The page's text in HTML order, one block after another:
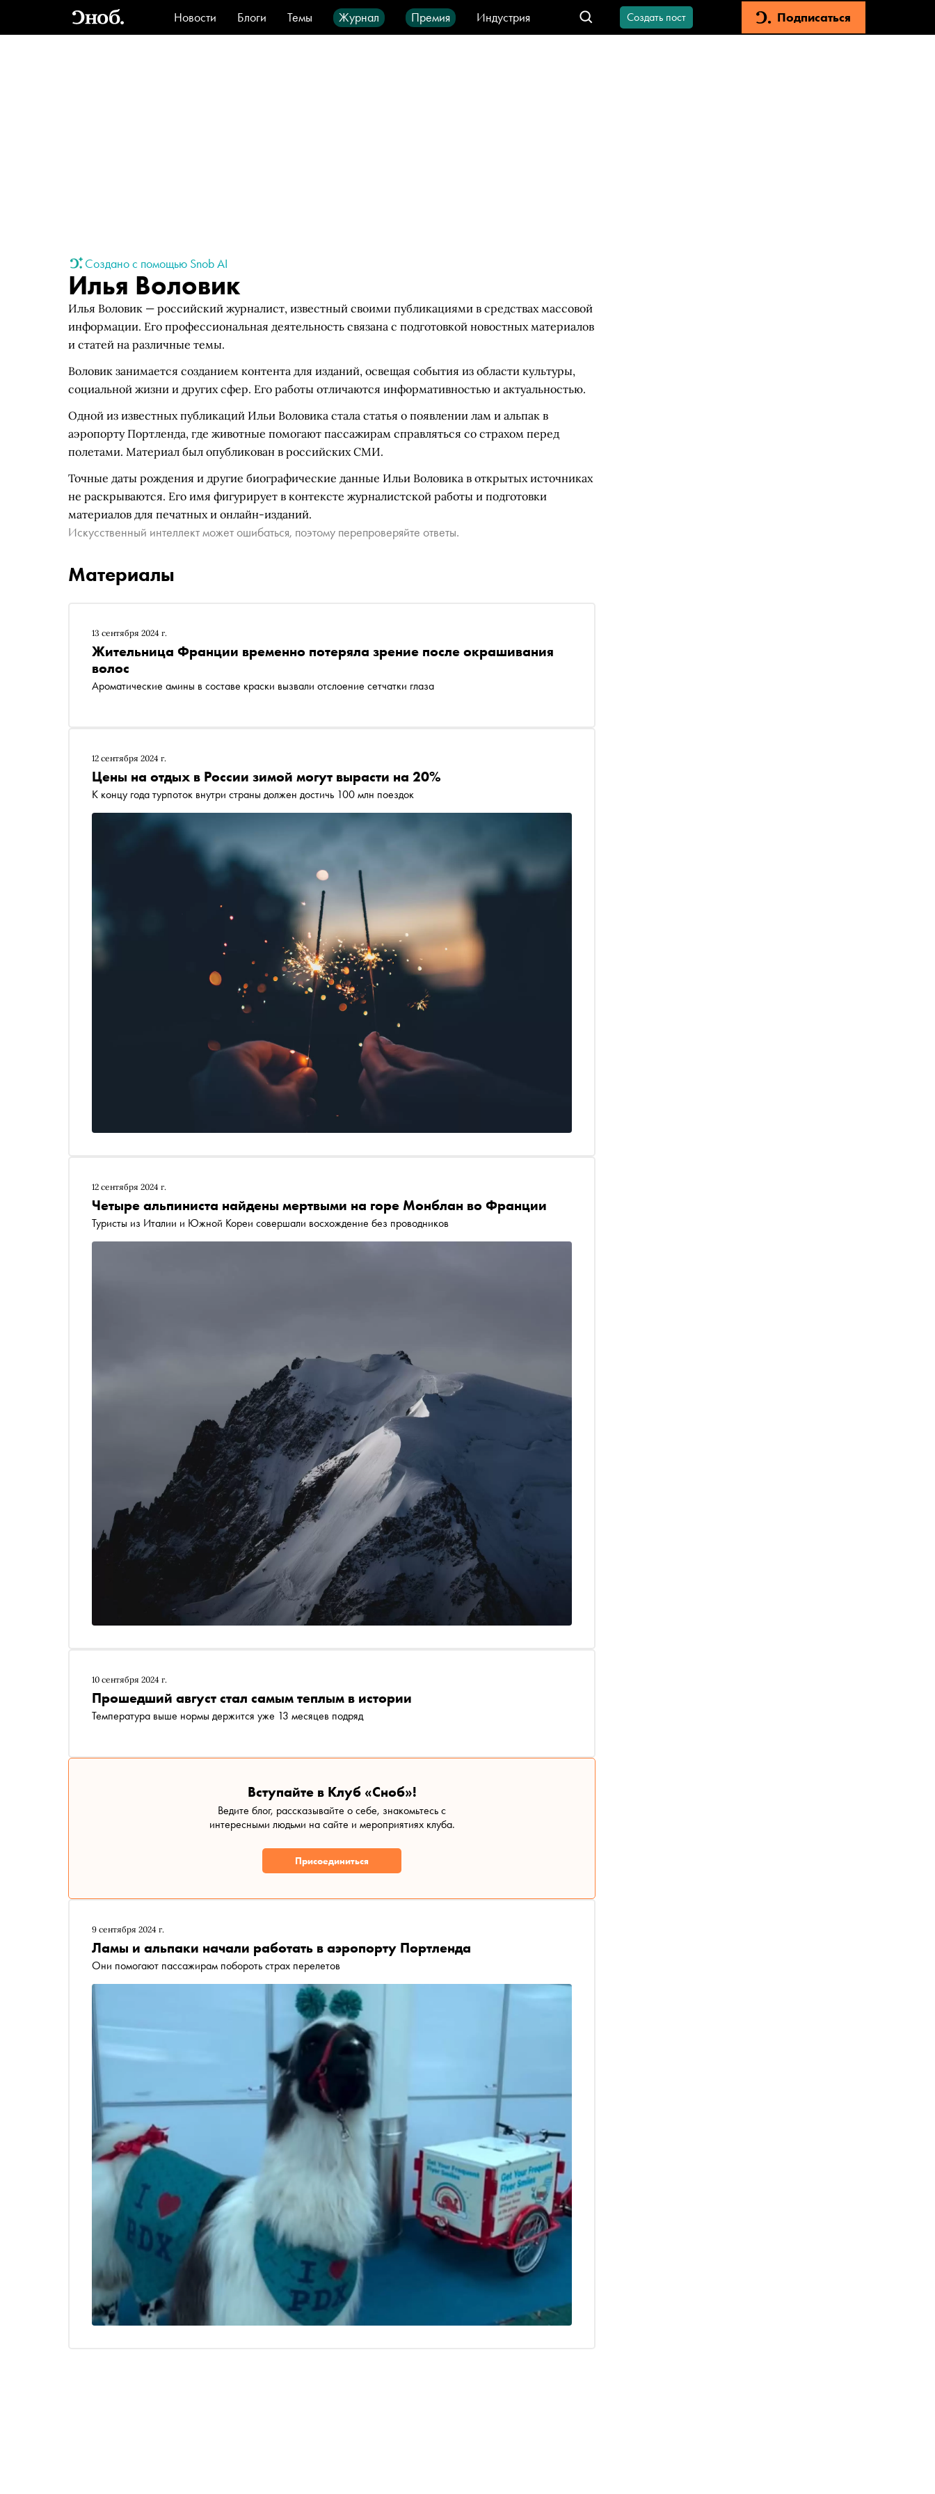
Новости Блоги Темы Журнал Премия
Индустрия
Стиль
Видео Город IT-продукты
Создать пост Подписаться
Создано с помощью Snob AI
Илья Воловик
Илья Воловик — российский журналист, известный своими публикациями в средствах массовой
информации. Его профессиональная деятельность связана с подготовкой новостных материалов
и статей на различные темы.
Воловик занимается созданием контента для изданий, освещая события из области культуры,
социальной жизни и других сфер. Его работы отличаются информативностью и актуальностью.
Одной из известных публикаций Ильи Воловика стала статья о появлении лам и альпак в
аэропорту Портленда, где животные помогают пассажирам справляться со страхом перед
полетами. Материал был опубликован в российских СМИ.
Точные даты рождения и другие биографические данные Ильи Воловика в открытых источниках
не раскрываются. Его имя фигурирует в контексте журналистской работы и подготовки
материалов для печатных и онлайн-изданий.
Искусственный интеллект может ошибаться, поэтому перепроверяйте ответы.
Материалы
13 сентября 2024 г.
Жительница Франции временно потеряла зрение после окрашивания
волос
Ароматические амины в составе краски вызвали отслоение сетчатки глаза
12 сентября 2024 г.
Цены на отдых в России зимой могут вырасти на 20%
К концу года турпоток внутри страны должен достичь 100 млн поездок
12 сентября 2024 г.
Четыре альпиниста найдены мертвыми на горе Монблан во Франции
Туристы из Италии и Южной Кореи совершали восхождение без проводников
10 сентября 2024 г.
Прошедший август стал самым теплым в истории
Температура выше нормы держится уже 13 месяцев подряд
Вступайте в Клуб «Сноб»!
Ведите блог, рассказывайте о себе, знакомьтесь с
интересными людьми на сайте и мероприятиях клуба.
Присоединиться
9 сентября 2024 г.
Ламы и альпаки начали работать в аэропорту Портленда
Они помогают пассажирам побороть страх перелетов